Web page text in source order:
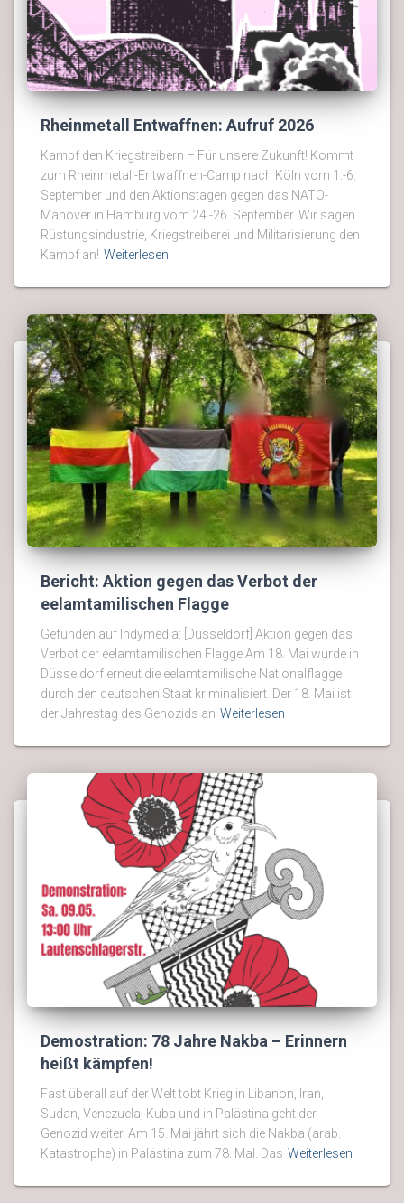
Rheinmetall Entwaffnen: Aufruf 2026
Kampf den Kriegstreibern – Für unsere Zukunft! Kommt
zum Rheinmetall-Entwaffnen-Camp nach Köln vom 1.-6.
September und den Aktionstagen gegen das NATO-
Manöver in Hamburg vom 24.-26. September. Wir sagen
Rüstungsindustrie, Kriegstreiberei und Militarisierung den
Kampf an! Weiterlesen
Bericht: Aktion gegen das Verbot der
eelamtamilischen Flagge
Gefunden auf Indymedia: [Düsseldorf] Aktion gegen das
Verbot der eelamtamilischen Flagge Am 18. Mai wurde in
Düsseldorf erneut die eelamtamilische Nationalflagge
durch den deutschen Staat kriminalisiert. Der 18. Mai ist
der Jahrestag des Genozids an Weiterlesen
Demostration: 78 Jahre Nakba – Erinnern
heißt kämpfen!
Fast überall auf der Welt tobt Krieg in Libanon, Iran,
Sudan, Venezuela, Kuba und in Palästina geht der
Genozid weiter. Am 15. Mai jährt sich die Nakba (arab.
Katastrophe) in Palästina zum 78. Mal. Das Weiterlesen